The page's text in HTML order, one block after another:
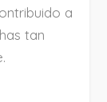
a
tan